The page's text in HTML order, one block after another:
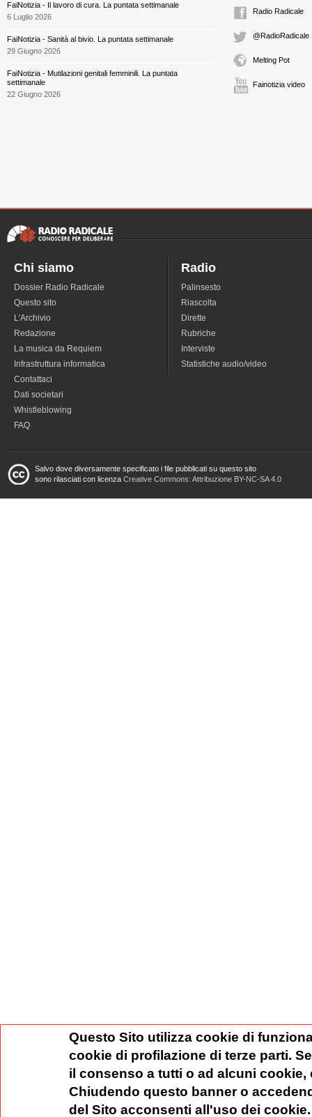
FaiNotizia - Il lavoro di cura. La puntata settimanale
6 Luglio 2026
FaiNotizia - Sanità al bivio. La puntata settimanale
29 Giugno 2026
FaiNotizia - Mutilazioni genitali femminili. La puntata
settimanale
22 Giugno 2026
Radio Radicale
@RadioRadicale
Melting Pot
Fainotizia video
Chi siamo
Dossier Radio Radicale
Questo sito
L'Archivio
Redazione
La musica da Requiem
Infrastruttura informatica
Contattaci
Dati societari
Whistleblowing
FAQ
Radio
Palinsesto
Riascolta
Dirette
Rubriche
Interviste
Statistiche audio/video
Salvo dove diversamente specificato i file pubblicati su questo sito
sono rilasciati con licenza Creative Commons: Attribuzione BY-NC-SA 4.0
Questo Sito utilizza cookie di
cookie di profilazione di terze parti.
il consenso a tutti o ad alcuni
Chiudendo questo banner o
del Sito acconsenti all'uso dei cookie.